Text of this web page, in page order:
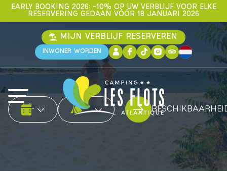
EARLY BOOKING 2026: –10% OP UW VERBLIJF VOOR ELKE
RESERVERING GEDAAN VÓÓR 18 JANUARI 2026
MIJN VERBLIJF RESERVEREN
INWONER WORDEN
Date d'arrivée
-Date de départType accommodatie